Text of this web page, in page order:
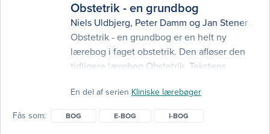
Obstetrik - en grundbog
Niels Uldbjerg, Peter Damm og Jan Stener
Obstetrik - en grundbog er en helt ny
lærebog i faget obstetrik. Den afløser den
tidligere lærebog Obstetrik. Tekstens
sundhedsvidenskabelige fakulteter, dels
En del af serien Kliniske lærebøger
Fås som BOG E-BOG I-BOG